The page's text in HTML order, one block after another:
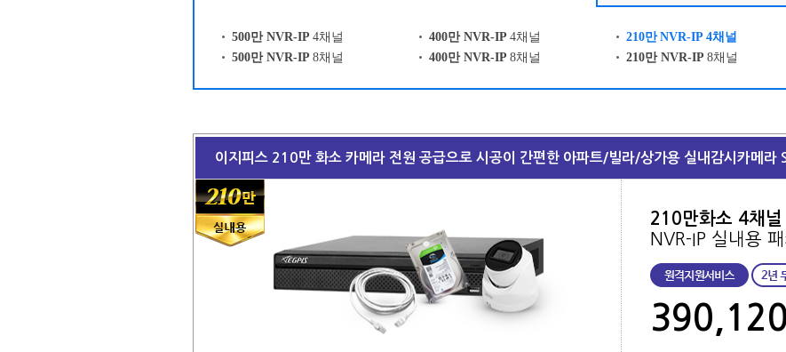
500만 NVR-IP 4채널 400만 NVR-IP 4채널 210만 NVR-IP 4채널
500만 NVR-IP 8채널 400만 NVR-IP 8채널 210만 NVR-IP 8채널
이지피스 210만 화소 카메라 전원 공급으로 시공이 간편한 아파트/빌라/상가용 실내감시카메라
210만화소 4채널
NVR-IP 실내용 패
390,120